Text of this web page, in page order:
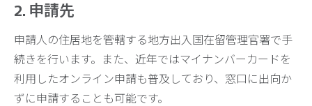
2. 申請先
申請人の住居地を管轄する地方出入国在留管理官署で手
続きを行います。また、近年ではマイナンバーカードを
利用したオンライン申請も普及しており、窓口に出向か
ずに申請することも可能です。